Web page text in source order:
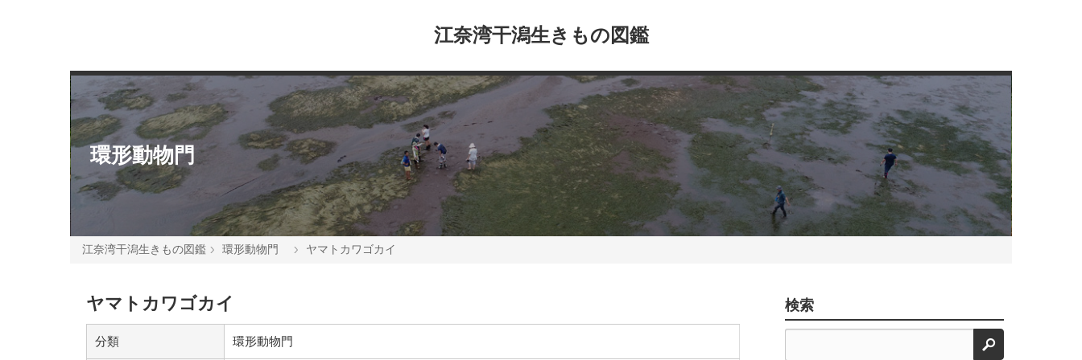
江奈湾干潟生きもの図鑑
環形動物門
江奈湾干潟生きもの図鑑 環形動物門 ヤマトカワゴカイ
ヤマトカワゴカイ
分類 環形動物門
検索
検索